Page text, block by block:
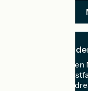
Ich abonniere
Erhalten Sie
Rad in Ihrem
Meine E-Mail-